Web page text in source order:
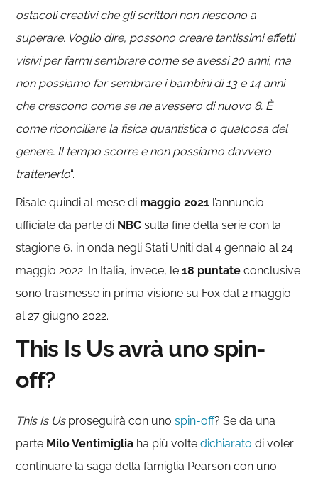
ostacoli creativi che gli scrittori non riescono a
superare. Voglio dire, possono creare tantissimi effetti
visivi per farmi sembrare come se avessi 20 anni, ma
non possiamo far sembrare i bambini di 13 e 14 anni
che crescono come se ne avessero di nuovo 8. È
come riconciliare la fisica quantistica o qualcosa del
genere. Il tempo scorre e non possiamo davvero
trattenerlo“.
Risale quindi al mese di maggio 2021 l’annuncio
ufficiale da parte di NBC sulla fine della serie con la
stagione 6, in onda negli Stati Uniti dal 4 gennaio al 24
maggio 2022. In Italia, invece, le18 puntateconclusive
sono trasmesse in prima visione su Fox dal 2 maggio
al 27 giugno 2022.
This Is Us avrà uno spin-
off?
This Is Us proseguirà con unospin-off? Se da una
parte Milo Ventimiglia ha più voltedichiarato di voler
continuare la saga della famiglia Pearson con uno